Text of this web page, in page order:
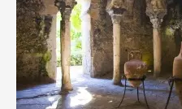
Pevnosť
Capdepera
Pevnosť
Capdepera
bola
založená
Golfové
ihrisko
Capdepera
Toto
ihrisko
navrhol